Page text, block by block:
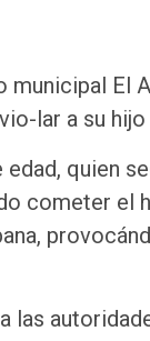
El
lar a su
quien
cometer el
las